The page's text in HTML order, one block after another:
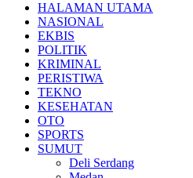
HALAMAN UTAMA
NASIONAL
EKBIS
POLITIK
KRIMINAL
PERISTIWA
TEKNO
KESEHATAN
OTO
SPORTS
SUMUT
Deli Serdang